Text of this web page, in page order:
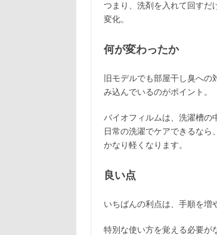
つまり、洗剤を入れて回すだ
変化。
何が変わったか
旧モデルでも部屋干し臭へ
み込んでいるのがポイント。
バイオフィルムは、洗濯槽の
日常の洗濯でケアできるな
かなり軽くなります。
良い点
いちばんの利点は、手順を増
特別な使い方を覚える必要が